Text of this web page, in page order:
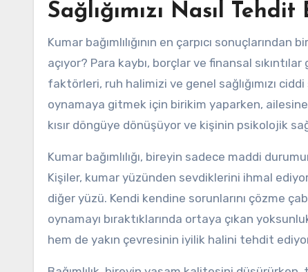
Sağlığımızı Nasıl Tehdit
Kumar bağımlılığının en çarpıcı
açıyor? Para kaybı, borçlar ve finansal
faktörleri, ruh halimizi ve genel sağlığımızı
oynamaya gitmek için birikim yaparken,
kısır döngüye dönüşüyor ve kişinin psikolojik
Kumar bağımlılığı, bireyin sadece maddi
Kişiler, kumar yüzünden sevdiklerini ihmal ediyor,
diğer yüzü. Kendi kendine sorunlarını çözme
oynamayı bıraktıklarında ortaya çıkan
hem de yakın çevresinin iyilik halini tehdit